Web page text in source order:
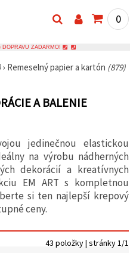
0
ZADARMO!
› Remeselný papier a kartón (879)
A BALENIE
jedinečnou elastickou
na výrobu nádherných
dekorácií a kreatívnych
EM ART s kompletnou
si ten najlepší krepový
ceny.
43 položky | stránky 1/1